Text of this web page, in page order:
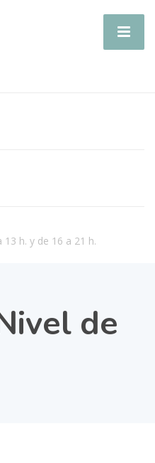
13 h. y de 16 a 21 h.
de